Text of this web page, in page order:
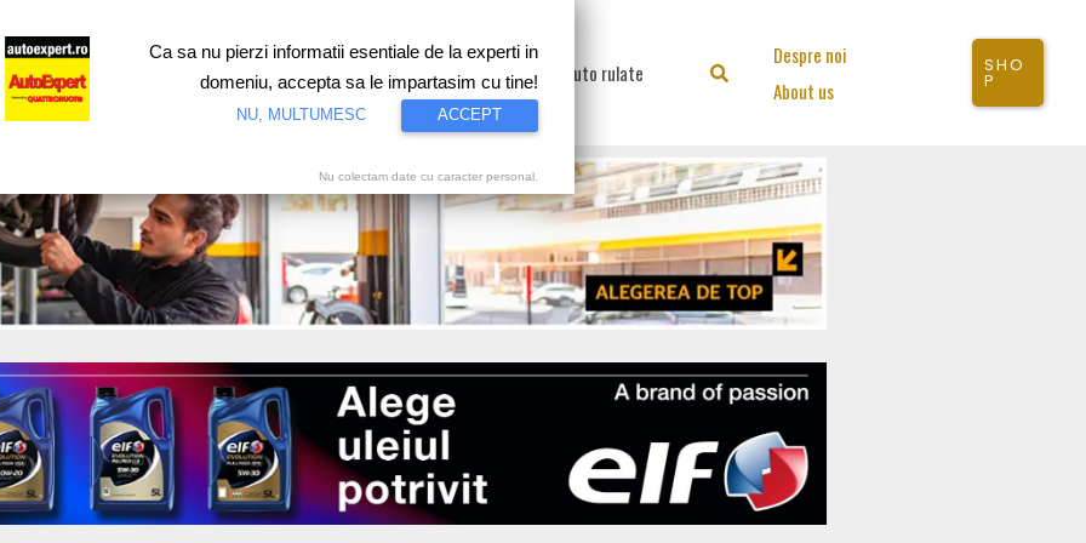
Test drive Motorsport Proiecte speciale Video Auto rulate Search
Despre noi
About us
SHO
P
Ca sa nu pierzi informatii esentiale de la experti in
domeniu, accepta sa le impartasim cu tine!
NU, MULTUMESC ACCEPT
Nu colectam date cu caracter personal.